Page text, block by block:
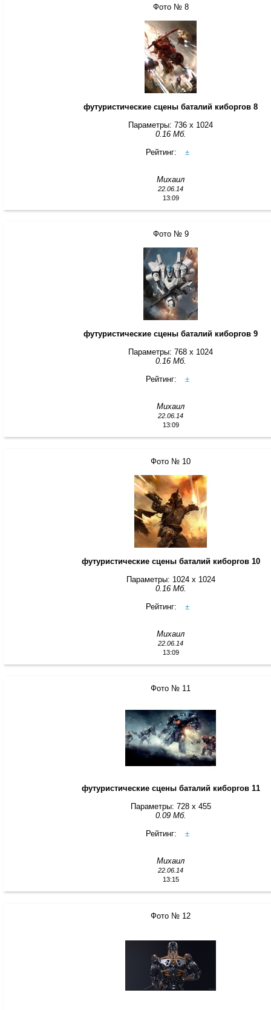
Фото № 8
футуристические сцены баталий киборгов 8
Параметры: 736 x 1024
0.16 Мб.
Рейтинг:
±
Михаил
22.06.14
13:09
Фото № 9
футуристические сцены баталий киборгов 9
Параметры: 768 x 1024
0.16 Мб.
Рейтинг:
±
Михаил
22.06.14
13:09
Фото № 10
футуристические сцены баталий киборгов 10
Параметры: 1024 x 1024
0.16 Мб.
Рейтинг:
±
Михаил
22.06.14
13:09
Фото № 11
футуристические сцены баталий киборгов 11
Параметры: 728 x 455
0.09 Мб.
Рейтинг:
±
Михаил
22.06.14
13:15
Фото № 12